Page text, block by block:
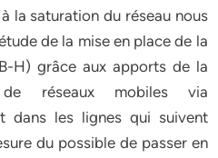
la saturation du réseau nous
de la mise en place de la
H) grâce aux apports de la
de réseaux mobiles via
dans les lignes qui suivent
du possible de passer en